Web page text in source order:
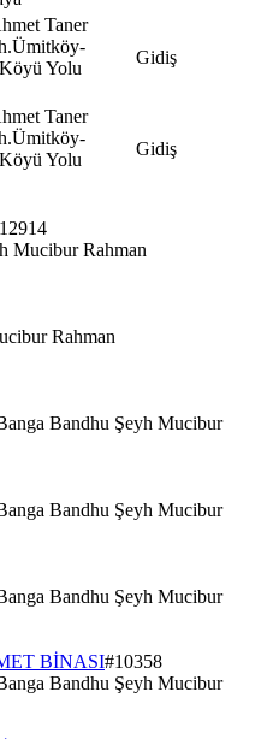
Taner
Yolu
Gidiş
Taner
Yolu
Gidiş
12914
Mucibur Rahman
Rahman
Bandhu Şeyh Mucibur
Bandhu Şeyh Mucibur
Bandhu Şeyh Mucibur
BİNASI#10358
Bandhu Şeyh Mucibur